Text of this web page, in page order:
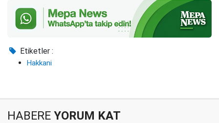
Etiketler :
Hakkani
HABERE YORUM KAT